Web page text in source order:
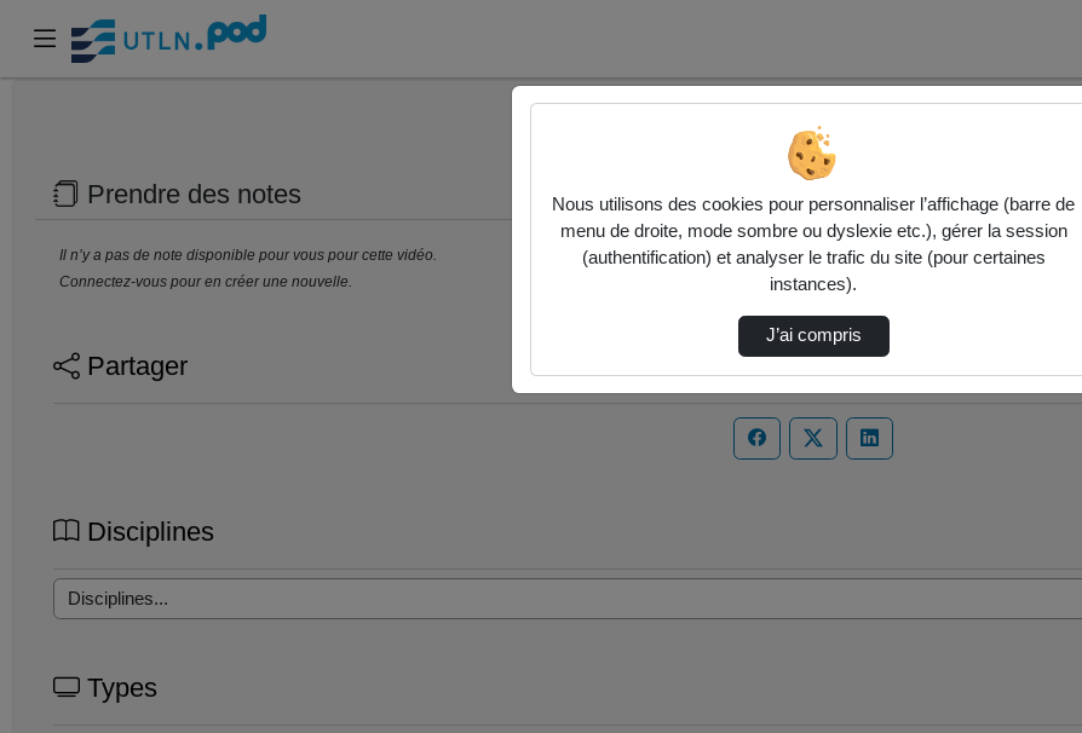
Prendre des notes
Il n’y a pas de note disponible pour vous pour cette vidéo.
Connectez-vous pour en créer une nouvelle.
Partager
Disciplines
Types
Nous utilisons des cookies pour personnaliser l’affichage (barre de
menu de droite, mode sombre ou dyslexie etc.), gérer la session
(authentification) et analyser le trafic du site (pour certaines
instances).
J’ai compris